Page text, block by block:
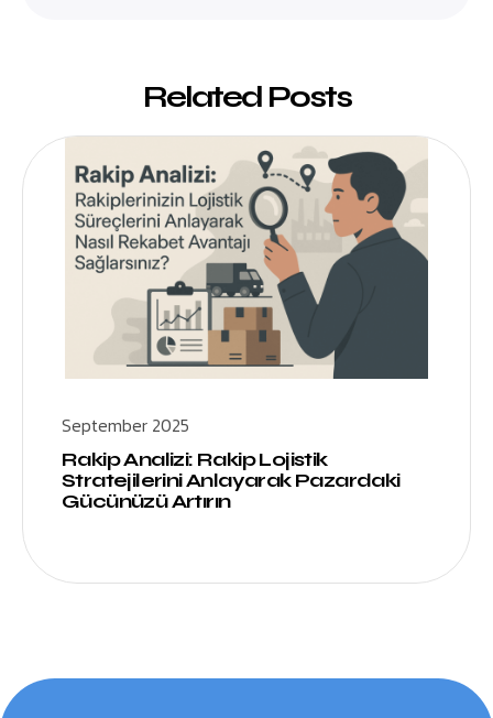
Related Posts
September 2025
Rakip Analizi: Rakip Lojistik
Stratejilerini Anlayarak Pazardaki
Gücünüzü Artırın